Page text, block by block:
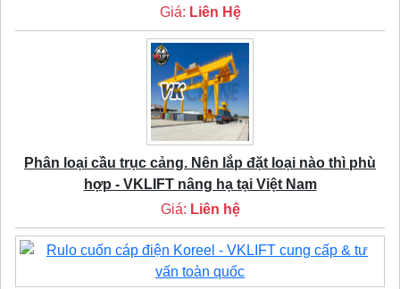
Giá: Liên Hệ
Phân loại cầu trục cảng. Nên lắp đặt loại nào thì phù
hợp - VKLIFT nâng hạ tại Việt Nam
Giá: Liên hệ